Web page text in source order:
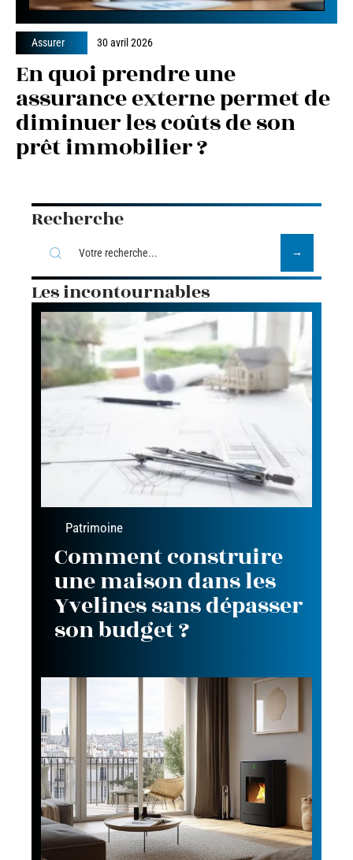
Assurer 30 avril 2026
En quoi prendre une
assurance externe permet de
diminuer les coûts de son
prêt immobilier ?
Recherche
Les incontournables
Patrimoine
Comment construire
une maison dans les
Yvelines sans dépasser
son budget ?